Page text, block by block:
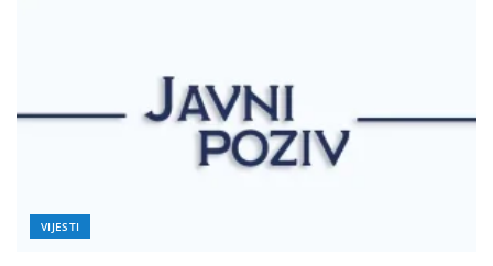
VIJESTI